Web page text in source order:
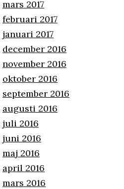
mars 2017
februari 2017
januari 2017
december 2016
november 2016
oktober 2016
september 2016
augusti 2016
juli 2016
juni 2016
maj 2016
april 2016
mars 2016